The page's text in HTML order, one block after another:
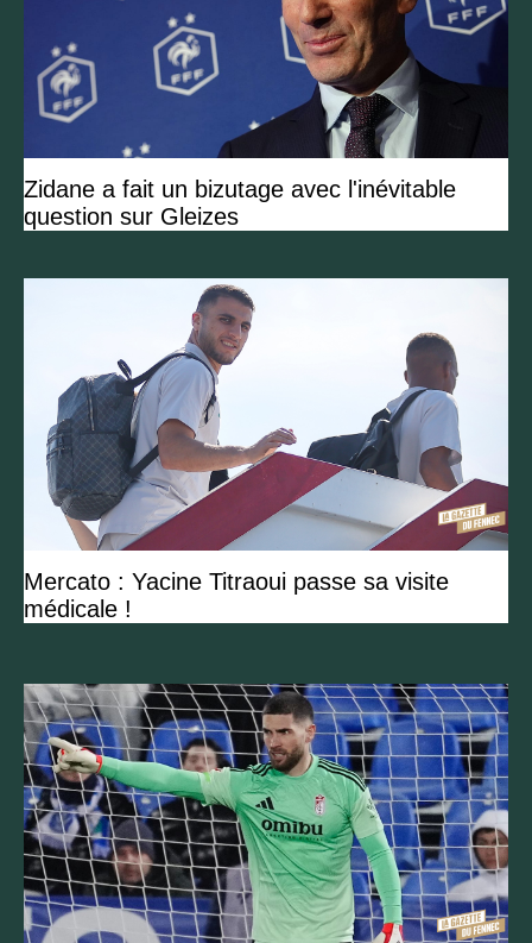
Zidane a fait un bizutage avec l'inévitable
question sur Gleizes
Mercato : Yacine Titraoui passe sa visite
médicale !